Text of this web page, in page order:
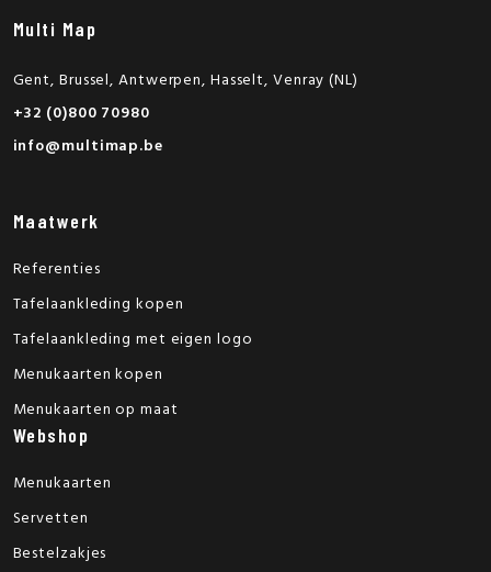
Multi Map
Gent, Brussel, Antwerpen, Hasselt, Venray (NL)
+32 (0)800 70980
info@multimap.be
Maatwerk
Referenties
Tafelaankleding kopen
Tafelaankleding met eigen logo
Menukaarten kopen
Menukaarten op maat
Webshop
Menukaarten
Servetten
Bestelzakjes